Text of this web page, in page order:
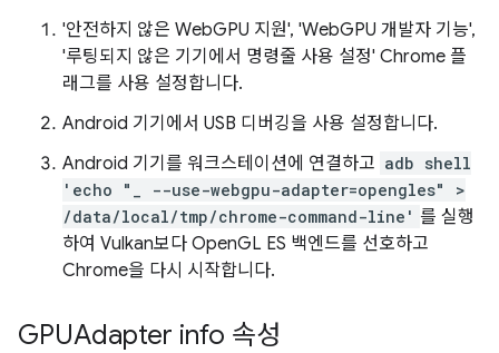
'안전하지 않은 WebGPU 지원', 'WebGPU 개발자 기능',
'루팅되지 않은 기기에서 명령줄 사용 설정' Chrome 플
래그를 사용 설정합니다.
Android 기기에서 USB 디버깅을 사용 설정합니다.
Android 기기를 워크스테이션에 연결하고 adb shell
'echo "_ --use-webgpu-adapter=opengles" >
/data/local/tmp/chrome-command-line' 를 실행
하여 Vulkan보다 OpenGL ES 백엔드를 선호하고
Chrome을 다시 시작합니다.
GPUAdapter info 속성